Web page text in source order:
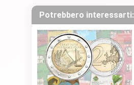
Potrebbero interessarti: